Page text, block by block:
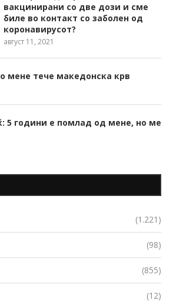
вакцинирани со две дози и сме
биле во контакт со заболен од
коронавирусот?
август 11, 2021
мене тече македонска крв
5 години е помлад од мене, но ме
(1.221)
(98)
(855)
(12)